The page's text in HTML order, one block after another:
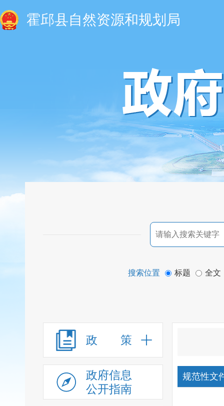
霍邱县自然资源和规划局
搜索位置 标题 全文
政 策
政府信息
公开指南
规范性文